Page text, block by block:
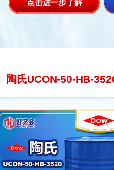
点击进一步了解
陶氏UCON-50-HB-